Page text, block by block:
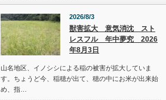
2026/8/3
獣害拡大 意気消沈 スト
レスフル 年中夢究 2026
年8月3日
山名地区、イノシシによる稲の被害が拡大していま
す。ちょうど今、稲穂が出て、穂の中にお米が出来始
め、指…